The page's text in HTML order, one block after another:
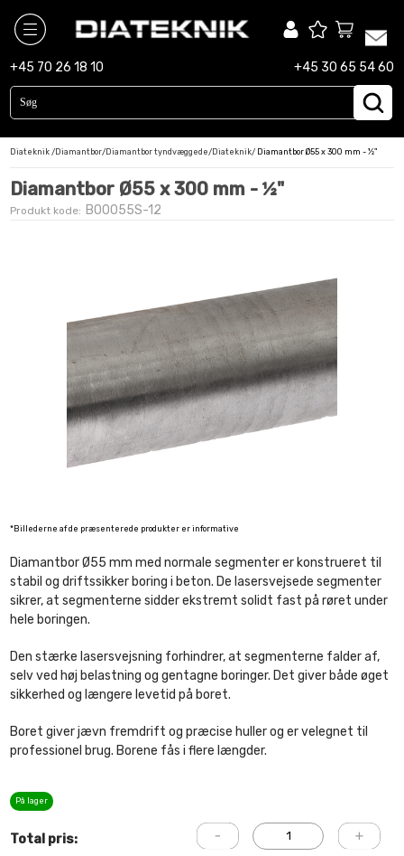
+45 70 26 18 10 +45 30 65 54 60
diamantklinger
maskiner
slibekopper
tilbehør
Diateknik / Diamantbor/ Diamantbor tyndvæggede/ Diateknik/ Diamantbor Ø55 x 300 mm - ½"
Diamantbor Ø55 x 300 mm - ½"
Produkt kode: BO0055S-12
*Billederne af de præsenterede produkter er informative
Diamantbor Ø55 mm med normale segmenter er konstrueret til
stabil og driftssikker boring i beton. De lasersvejsede segmenter
sikrer, at segmenterne sidder ekstremt solidt fast på røret under
hele boringen.
Den stærke lasersvejsning forhindrer, at segmenterne falder af,
selv ved høj belastning og gentagne boringer. Det giver både øget
sikkerhed og længere levetid på boret.
Boret giver jævn fremdrift og præcise huller og er velegnet til
professionel brug. Borene fås i flere længder.
På lager
Total pris: